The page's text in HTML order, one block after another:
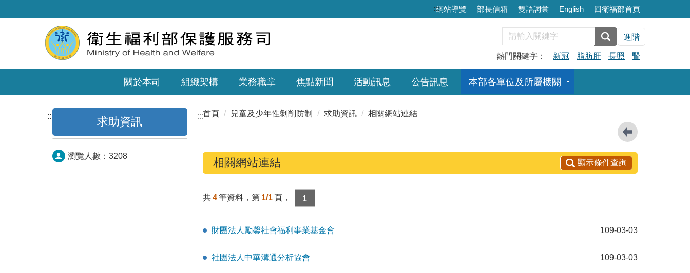
:::網站導覽 部長信箱 雙語詞彙 English 回衛福部首頁
進階
熱門關鍵字： 新冠 脂肪肝 長照 腎
關於本司 組織架構 業務職掌 焦點新聞 活動訊息 公告訊息 本部各單位及所屬機關
::: 求助資訊
瀏覽人數： 3208
:::首頁 兒童及少年性剝削防制 求助資訊 相關網站連結
相關網站連結 顯示條件查詢
共 4 筆資料，第 1/1 頁， 1
財團法人勵馨社會福利事業基金會 109-03-03
社團法人中華溝通分析協會 109-03-03